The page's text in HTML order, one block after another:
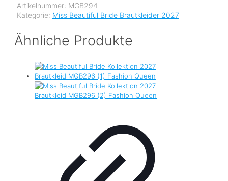
Artikelnummer: MGB294
Kategorie: Miss Beautiful Bride Brautkleider 2027
Ähnliche Produkte